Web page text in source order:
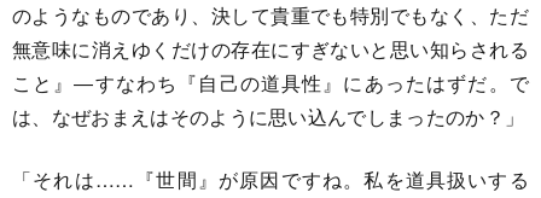
のようなものであり、決して貴重でも特別でもなく、ただ
無意味に消えゆくだけの存在にすぎないと思い知らされる
こと』―すなわち『自己の道具性』にあったはずだ。で
は、なぜおまえはそのように思い込んでしまったのか？」
「それは……『世間』が原因ですね。私を道具扱いする